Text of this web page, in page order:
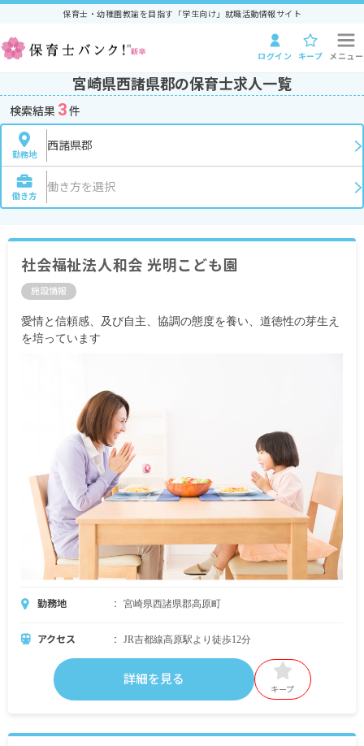
保育士・幼稚園教諭を目指す「学生向け」就職活動情報サイト
ログイン キープ メニュー
宮崎県西諸県郡の保育士求人一覧
検索結果 3件
勤務地
西諸県郡
働き方
働き方を選択
社会福祉法人和会 光明こども園
施設情報
愛情と信頼感、及び自主、協調の態度を養い、道徳性の芽生え
を培っています
勤務地 宮崎県西諸県郡高原町
アクセス JR吉都線高原駅より徒歩12分
詳細を見る
キープ